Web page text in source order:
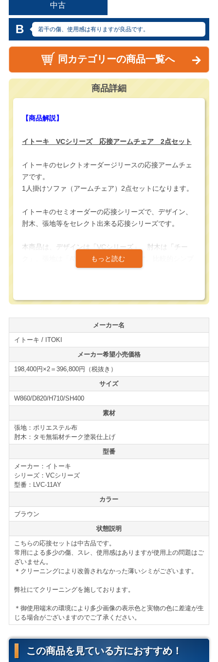
中古
B 若干の傷、使用感は有りますが良品です。
同カテゴリーの商品一覧へ
商品詳細
【商品解説】
イトーキ VCシリーズ 応接アームチェア 2点セット
イトーキのセレクトオーダージリースの応接アームチェ
アです。
1人掛けソファ（アームチェア）2点セットになります。
イトーキのセミオーダーの応接シリーズで、デザイン、
肘木、張地等をセレクト出来る応接シリーズです。
本商品は、デザインは「VCシリーズ」、肘木は「チー
ク」、張地は「AY張地」となっています。比較的シンプ
ルで飽きの来ないチョイスとなっています。
な仕様でもアームチェア1点の定価は20万円程する高級
シリーズです。
VCシリーズは、一見シンプルなデザインの中にも木枠の
土台によって本体が少し浮かしたようなデザインになっ
ており、シンプルでありながらしっかりとした存在感を
持っています。
アームチェア2点のみのセットですが、対面、並列どちら
オフィスにはもちろん、ご家庭のリビング等でも高級感
を演出してくれる商品かと思います。
オフィスの応接スペースや、来客用ソファの新増設、買
い替えの際には是非ご検討下さい。
仕様・セット内容
イトーキ VCシリーズ 応接アームチェアセット
■アームチェア×2
＊サイズ等の詳細な仕様はページ下部に記載がございま
す。
【配送について】
＜自社便＞＊神奈川、首都圏対応
横浜市内 1,100円から（軒先渡し ＊簡単な搬入可）
＊お客様のご要望に応じたお渡し方法で送料算出致しま
す。
メーカー名
イトーキ / ITOKI
メーカー希望小売価格
198,400円×2＝396,800円（税抜き）
サイズ
W860/D820/H710/SH400
素材
張地：ポリエステル布
肘木：タモ無垢材チーク塗装仕上げ
型番
メーカー：イトーキ
シリーズ：VCシリーズ
型番：LVC-11AY
カラー
ブラウン
状態説明
こちらの応接セットは中古品です。
常用による多少の傷、スレ、使用感はありますが使用上の問題はご
ざいません。
＊クリーニングにより改善されなかった薄いシミがございます。
弊社にてクリーニングを施しております。
＊御使用端末の環境により多少画像の表示色と実物の色に差違が生
じる場合がございますのでご了承ください。
この商品を見ている方におすすめ！